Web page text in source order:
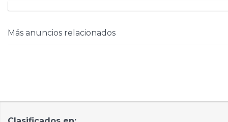
Más anuncios relacionados